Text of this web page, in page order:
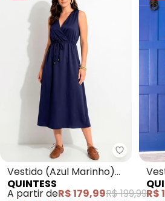
Quintess
Vestido (Azul Marinho)
em Acetinado
QUINTESS
A partir deR$ 179,99R$ 199,99R$